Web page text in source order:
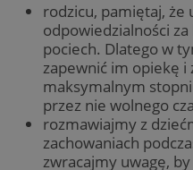
rodzicu, pamiętaj, że
odpowiedzialności
pociech. Dlatego w
zapewnić im opiekę
maksymalnym
przez nie wolnego
rozmawiajmy z
zachowaniach
zwracajmy uwagę,